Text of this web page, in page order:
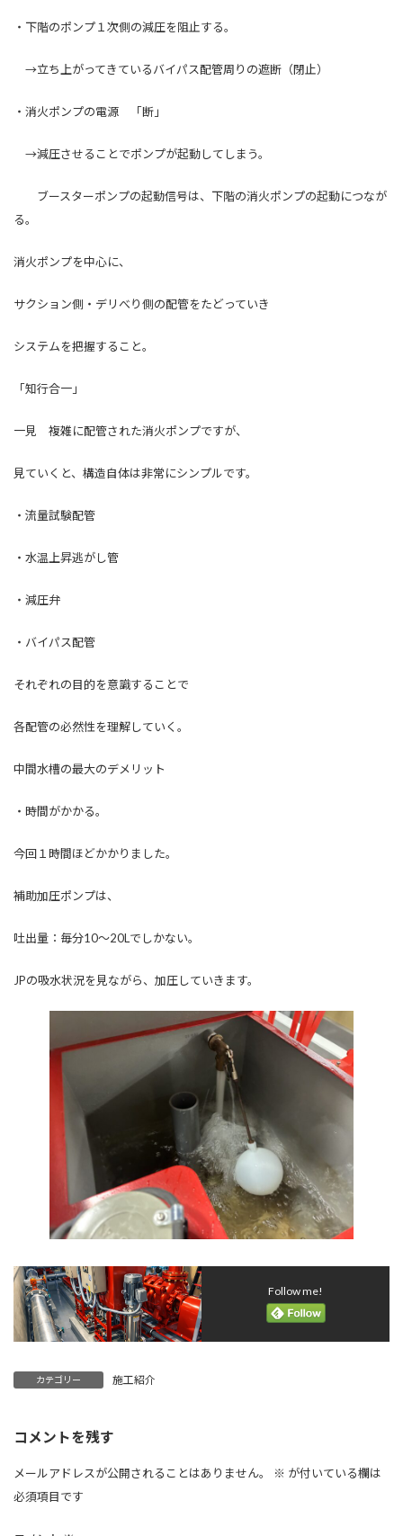
・下階のポンプ１次側の減圧を阻止する。
→立ち上がってきているバイパス配管周りの遮断（閉止）
・消火ポンプの電源 「断」
→減圧させることでポンプが起動してしまう。
ブースターポンプの起動信号は、下階の消火ポンプの起動につなが
る。
消火ポンプを中心に、
サクション側・デリべり側の配管をたどっていき
システムを把握すること。
「知行合一」
一見 複雑に配管された消火ポンプですが、
見ていくと、構造自体は非常にシンプルです。
・流量試験配管
・水温上昇逃がし管
・減圧弁
・バイパス配管
それぞれの目的を意識することで
各配管の必然性を理解していく。
中間水槽の最大のデメリット
・時間がかかる。
今回１時間ほどかかりました。
補助加圧ポンプは、
吐出量：毎分10～20Lでしかない。
JPの吸水状況を見ながら、加圧していきます。
Follow me!
カテゴリー 施工紹介
コメントを残す
メールアドレスが公開されることはありません。 ※ が付いている欄は
必須項目です